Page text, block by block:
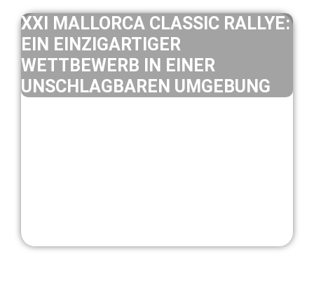
XXI MALLORCA CLASSIC RALLYE:
EIN EINZIGARTIGER
WETTBEWERB IN EINER
UNSCHLAGBAREN UMGEBUNG